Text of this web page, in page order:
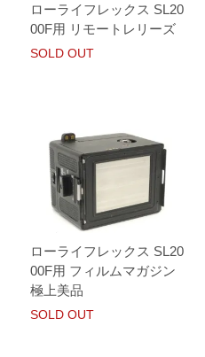
ローライフレックス SL20
00F用 リモートレリーズ
SOLD OUT
ローライフレックス SL20
00F用 フィルムマガジン
極上美品
SOLD OUT